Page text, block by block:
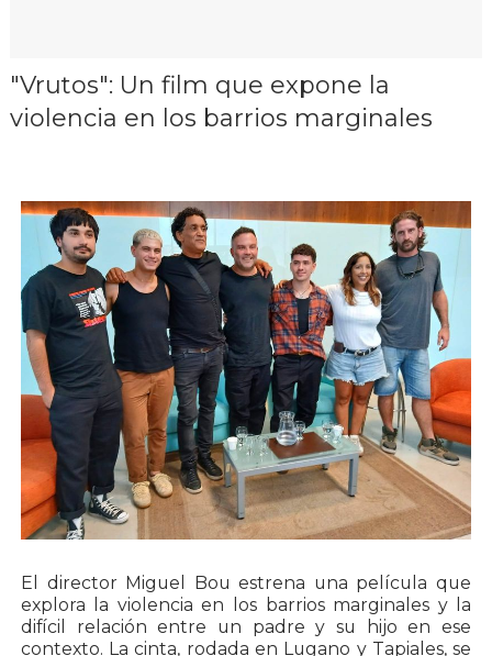
"Vrutos": Un film que expone la
violencia en los barrios marginales
El director Miguel Bou estrena una película que
explora la violencia en los barrios marginales y la
difícil relación entre un padre y su hijo en ese
contexto. La cinta, rodada en Lugano y Tapiales, se